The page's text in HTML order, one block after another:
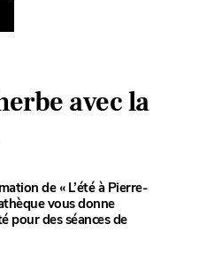
avec la
de « L’été à Pierre-
vous donne
pour des séances de